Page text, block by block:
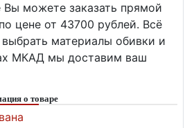
можете заказать прямой
цене от 43700 рублей. Всё
материалы обивки и
МКАД мы доставим ваш
о товаре